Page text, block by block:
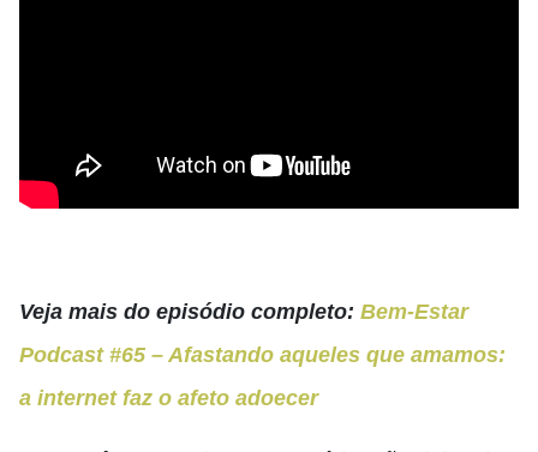
Veja mais do episódio completo: Bem-Estar
Podcast #65 – Afastando aqueles que amamos:
a internet faz o afeto adoecer